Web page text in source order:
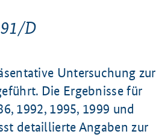
D
Untersuchung zur
Die Ergebnisse für
1992, 1995, 1999 und
detaillierte Angaben zur